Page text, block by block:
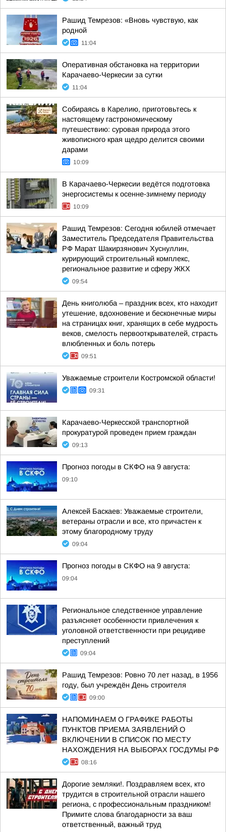
Рашид Темрезов: «Вновь чувствую, как
родной
11:04
Оперативная обстановка на территории
Карачаево-Черкесии за сутки
11:04
Собираясь в Карелию, приготовьтесь к
настоящему гастрономическому
путешествию: суровая природа этого
живописного края щедро делится своими
дарами
10:09
В Карачаево-Черкесии ведётся подготовка
энергосистемы к осенне-зимнему периоду
10:09
Рашид Темрезов: Сегодня юбилей отмечает
Заместитель Председателя Правительства
РФ Марат Шакирзянович Хуснуллин,
курирующий строительный комплекс,
региональное развитие и сферу ЖКХ
09:54
День книголюба – праздник всех, кто находит
утешение, вдохновение и бесконечные миры
на страницах книг, хранящих в себе мудрость
веков, смелость первооткрывателей, страсть
влюбленных и боль потерь
09:51
Уважаемые строители Костромской области!
09:31
Карачаево-Черкесской транспортной
прокуратурой проведен прием граждан
09:13
Прогноз погоды в СКФО на 9 августа:
09:10
Алексей Баскаев: Уважаемые строители,
ветераны отрасли и все, кто причастен к
этому благородному труду
09:04
Прогноз погоды в СКФО на 9 августа:
09:04
Региональное следственное управление
разъясняет особенности привлечения к
уголовной ответственности при рецидиве
преступлений
09:04
Рашид Темрезов: Ровно 70 лет назад, в 1956
году, был учреждён День строителя
09:00
НАПОМИНАЕМ О ГРАФИКЕ РАБОТЫ
ПУНКТОВ ПРИЕМА ЗАЯВЛЕНИЙ О
ВКЛЮЧЕНИИ В СПИСОК ПО МЕСТУ
НАХОЖДЕНИЯ НА ВЫБОРАХ ГОСДУМЫ РФ
08:16
Дорогие земляки!. Поздравляем всех, кто
трудится в строительной отрасли нашего
региона, с профессиональным праздником!
Примите слова благодарности за ваш
ответственный, важный труд